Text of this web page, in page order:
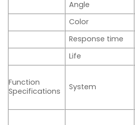
Angle
Color
Response time
Life
Function
Specifications
System